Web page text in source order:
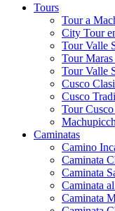
Tours
Tour a
City Tour
Tour Valle
Tour
Tour Valle
Cusco
Cusco
Tour
Caminatas
Camino
Caminata
Caminata
Caminata
Caminata